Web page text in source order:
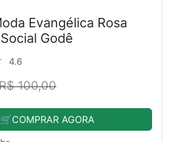
Evangélica Rosa
Godê
4.6
100,00
🛒COMPRAR AGORA